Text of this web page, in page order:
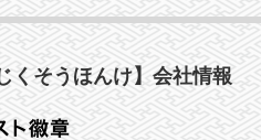
くそうほんけ】会社情報